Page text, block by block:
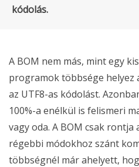
kódolás.
A BOM nem más, mint egy
programok többsége helyez
az UTF8-as kódolást.
100%-a enélkül is felismeri
vagy oda. A BOM csak
régebbi módokhoz szánt
többségnél már ahelyett,